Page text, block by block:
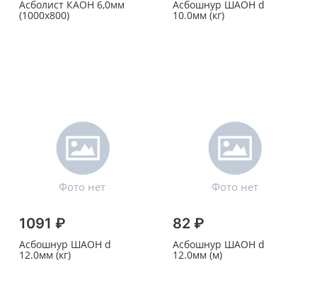
Асболист КАОН 6,0мм
(1000х800)
Асбошнур ШАОН d
10.0мм (кг)
1091 ₽
Асбошнур ШАОН d
12.0мм (кг)
82 ₽
Асбошнур ШАОН d
12.0мм (м)